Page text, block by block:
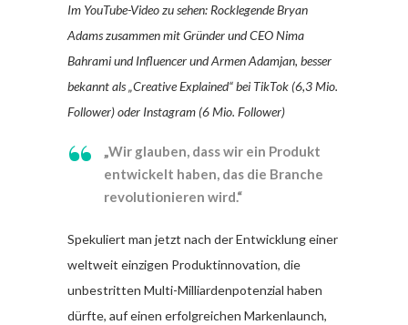
Im YouTube-Video zu sehen: Rocklegende Bryan
Adams zusammen mit Gründer und CEO Nima
Bahrami und Influencer und Armen Adamjan, besser
bekannt als „Creative Explained“ bei TikTok (6,3 Mio.
Follower) oder Instagram (6 Mio. Follower)
„Wir glauben, dass wir ein Produkt
entwickelt haben, das die Branche
revolutionieren wird.“
Spekuliert man jetzt nach der Entwicklung einer
weltweit einzigen Produktinnovation, die
unbestritten Multi-Milliardenpotenzial haben
dürfte, auf einen erfolgreichen Markenlaunch,